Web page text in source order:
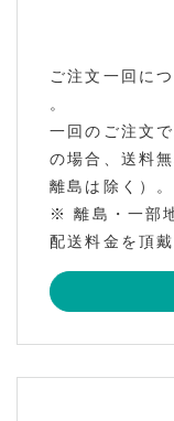
ご注文一回に
。
一回のご注文
の場合、送料
離島は除く）。
※ 離島・一部
配送料金を頂